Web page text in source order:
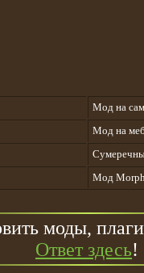
Мод на
Мод на
Мод
моды,
Ответ здесь!